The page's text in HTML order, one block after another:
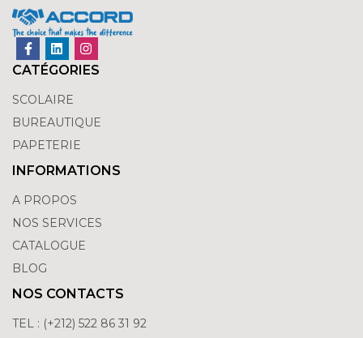
CATÉGORIES
SCOLAIRE
BUREAUTIQUE
PAPETERIE
INFORMATIONS
A PROPOS
NOS SERVICES
CATALOGUE
BLOG
NOS CONTACTS
TEL : (+212) 522 86 31 92